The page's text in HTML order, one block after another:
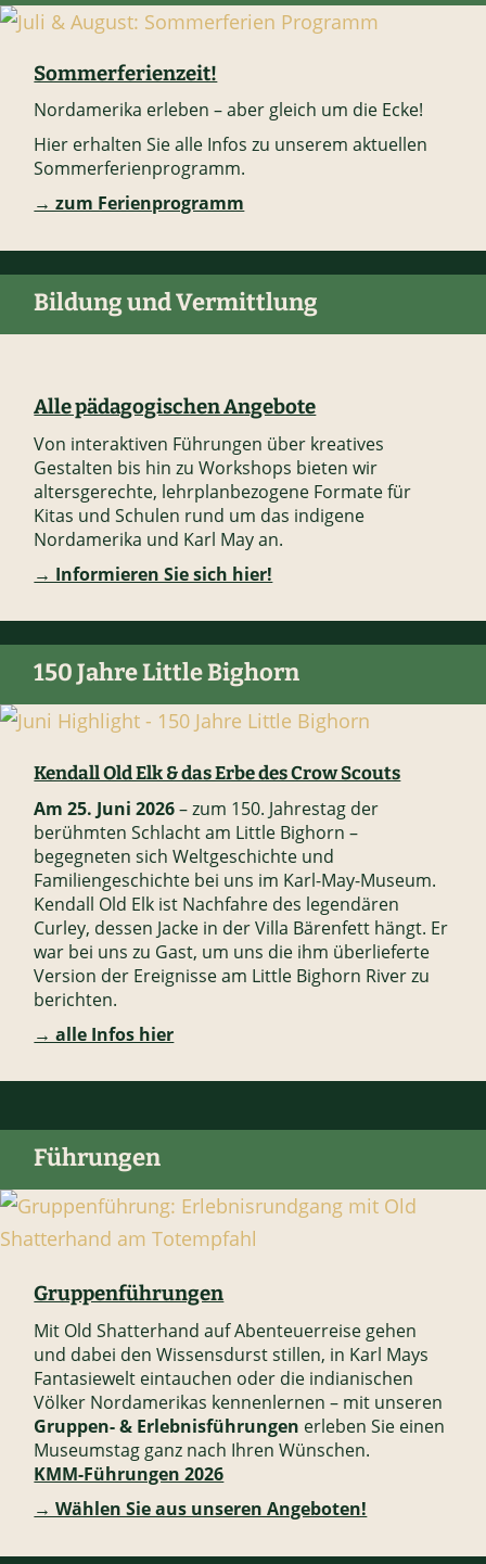
Sommerferienzeit!
Nordamerika erleben – aber gleich um die Ecke!
Hier erhalten Sie alle Infos zu unserem aktuellen
Sommerferienprogramm.
→ zum Ferienprogramm
Bildung und Vermittlung
Alle pädagogischen Angebote
Von interaktiven Führungen über kreatives
Gestalten bis hin zu Workshops bieten wir
altersgerechte, lehrplanbezogene Formate für
Kitas und Schulen rund um das indigene
Nordamerika und Karl May an.
→ Informieren Sie sich hier!
150 Jahre Little Bighorn
Kendall Old Elk & das Erbe des Crow Scouts
Am 25. Juni 2026– zum 150. Jahrestag der
berühmten Schlacht am Little Bighorn –
begegneten sich Weltgeschichte und
Familiengeschichte bei uns im Karl-May-Museum.
Kendall Old Elk ist Nachfahre des legendären
Curley, dessen Jacke in der Villa Bärenfett hängt. Er
war bei uns zu Gast, um uns die ihm überlieferte
Version der Ereignisse am Little Bighorn River zu
berichten.
→ alle Infos hier
Führungen
Gruppenführungen
Mit Old Shatterhand auf Abenteuerreise gehen
und dabei den Wissensdurst stillen, in Karl Mays
Fantasiewelt eintauchen oder die indianischen
Völker Nordamerikas kennenlernen – mit unseren
Gruppen- & Erlebnisführungen erleben Sie einen
Museumstag ganz nach Ihren Wünschen.
KMM-Führungen 2026
→ Wählen Sie aus unseren Angeboten!